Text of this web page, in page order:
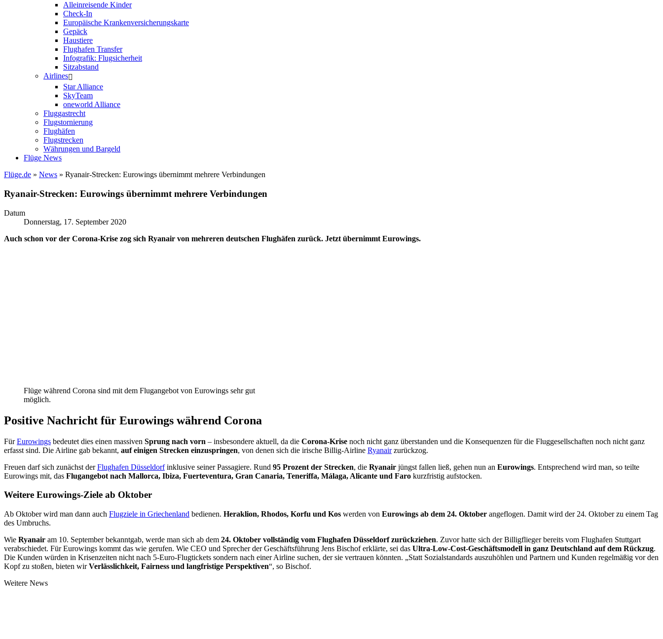
Alleinreisende Kinder
Check-In
Europäische Krankenversicherungskarte
Gepäck
Haustiere
Flughafen Transfer
Infografik: Flugsicherheit
Sitzabstand
Airlines
Star Alliance
SkyTeam
oneworld Alliance
Fluggastrecht
Flugstornierung
Flughäfen
Flugstrecken
Währungen und Bargeld
Flüge News
Flüge.de » News » Ryanair-Strecken: Eurowings übernimmt mehrere Verbindungen
Ryanair-Strecken: Eurowings übernimmt mehrere Verbindungen
Datum
Donnerstag, 17. September 2020
Auch schon vor der Corona-Krise zog sich Ryanair von mehreren deutschen Flughäfen zurück. Jetzt übernimmt Eurowings.
Flüge während Corona sind mit dem Flugangebot von Eurowings sehr gut
möglich.
Positive Nachricht für Eurowings während Corona
FürEurowings bedeutet dies einen massiven Sprung nach vorn – insbesondere aktuell, da die Corona-Krise noch nicht ganz überstanden und die Konsequenzen für die Fluggesellschaften noch nicht ganz
erfasst sind. Die Airline gab bekannt, auf einigen Strecken einzuspringen, von denen sich die irische Billig-Airline Ryanairzurückzog.
Freuen darf sich zunächst derFlughafen Düsseldorfinklusive seiner Passagiere. Rund 95 Prozent der Strecken, die Ryanair jüngst fallen ließ, gehen nun an Eurowings. Entsprechend wird man, so teilte
Eurowings mit, das Flugangebot nach Mallorca, Ibiza, Fuerteventura, Gran Canaria, Teneriffa, Málaga, Alicante und Faro kurzfristig aufstocken.
Weitere Eurowings-Ziele ab Oktober
Ab Oktober wird man dann auch Flugziele in Griechenland bedienen. Heraklion, Rhodos, Korfu und Kos werden von Eurowings ab dem 24. Oktober angeflogen. Damit wird der 24. Oktober zu einem Tag
des Umbruchs.
Wie Ryanair am 10. September bekanntgab, werde man sich ab dem 24. Oktober vollständig vom Flughafen Düsseldorf zurückziehen. Zuvor hatte sich der Billigflieger bereits vom Flughafen Stuttgart
verabschiedet. Für Eurowings kommt das wie gerufen. Wie CEO und Sprecher der Geschäftsführung Jens Bischof erklärte, sei das Ultra-Low-Cost-Geschäftsmodell in ganz Deutschland auf dem Rückzug.
Die Kunden würden in Krisenzeiten nicht nach 5-Euro-Flugtickets sondern nach einer Airline suchen, der sie vertrauen könnten. „Statt Sozialstandards auszuhöhlen und Partnern und Kunden regelmäßig vor den
Kopf zu stoßen, bieten wirVerlässlichkeit, Fairness und langfristige Perspektiven“, so Bischof.
Weitere News